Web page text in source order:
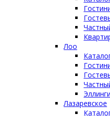
Лоо
Эллинги
Лазаревское